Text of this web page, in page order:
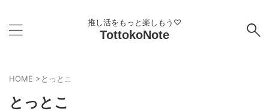
推し活をもっと楽しもう♡
TottokoNote
HOME >とっとこ
とっとこ